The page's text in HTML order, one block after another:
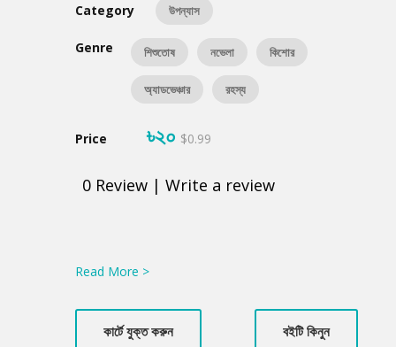
Category উপন্যাস
Genre শিশুতোষ নভেলা কিশোর
অ্যাডভেঞ্চার রহস্য
Price ৳২০ $0.99
0 Review | Write a review
Read More >
কার্টে যুক্ত করুন বইটি কিনুন